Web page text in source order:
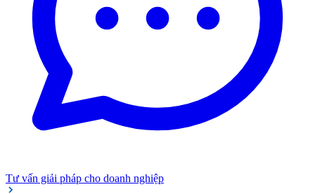
Tư vấn giải pháp cho doanh nghiệp